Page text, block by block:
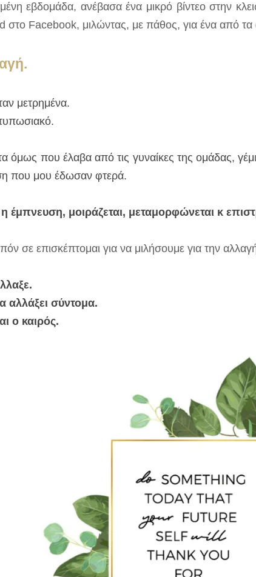
εβδομάδα, ανέβασα ένα μικρό βίντεο στην
στο Facebook, μιλώντας, με πάθος, για ένα από
μετρημένα.
όμως που έλαβα από τις γυναίκες της ομάδας,
που μου έδωσαν φτερά.
η έμπνευση, μοιράζεται, μεταμορφώνεται κ
σε επισκέπτομαι για να μιλήσουμε για την
αλλάξει σύντομα.
ο καιρός.